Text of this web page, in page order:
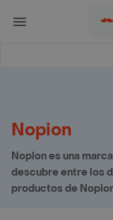
Nopion
Nopion es una
descubre entre los
productos de